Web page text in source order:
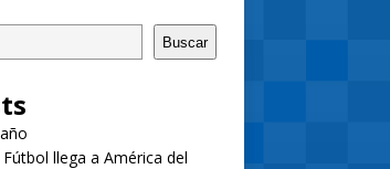
Buscar
llega a América del